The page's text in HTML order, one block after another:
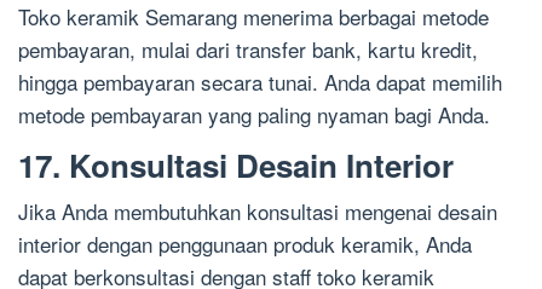
Toko keramik Semarang menerima berbagai metode
pembayaran, mulai dari transfer bank, kartu kredit,
hingga pembayaran secara tunai. Anda dapat memilih
metode pembayaran yang paling nyaman bagi Anda.
17. Konsultasi Desain Interior
Jika Anda membutuhkan konsultasi mengenai desain
interior dengan penggunaan produk keramik, Anda
dapat berkonsultasi dengan staff toko keramik